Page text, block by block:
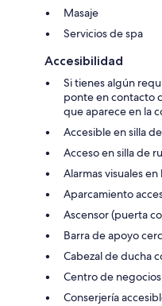
Masaje
Servicios de spa
Accesibilidad
Si tienes algún
ponte en contacto
que aparece en la
Accesible en silla
Acceso en silla de
Alarmas visuales en
Aparcamiento
Ascensor (puerta
Barra de apoyo
Cabezal de ducha
Centro de
Conserjería